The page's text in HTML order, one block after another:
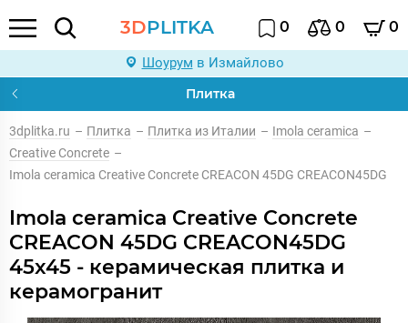
3DPLITKA 0 0 0
Шоурум в Измайлово
Плитка
3dplitka.ru – Плитка – Плитка из Италии – Imola ceramica –
Creative Concrete –
Imola ceramica Creative Concrete CREACON 45DG CREACON45DG
Imola ceramica Creative Concrete
CREACON 45DG CREACON45DG
45x45 - керамическая плитка и
керамогранит